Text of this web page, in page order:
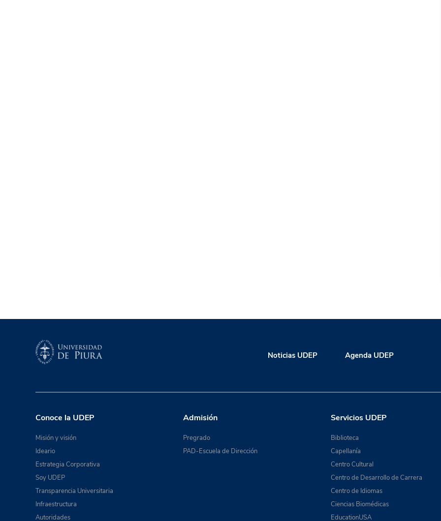
Noticias UDEP Agenda UDEP
Conoce la UDEP
Misión y visión
Ideario
Estrategia Corporativa
Soy UDEP
Transparencia Universitaria
Infraestructura
Autoridades
Admisión
Pregrado
PAD-Escuela de Dirección
Servicios UDEP
Biblioteca
Capellanía
Centro Cultural
Centro de Desarrollo de Carrera
Centro de Idiomas
Ciencias Biomédicas
EducationUSA